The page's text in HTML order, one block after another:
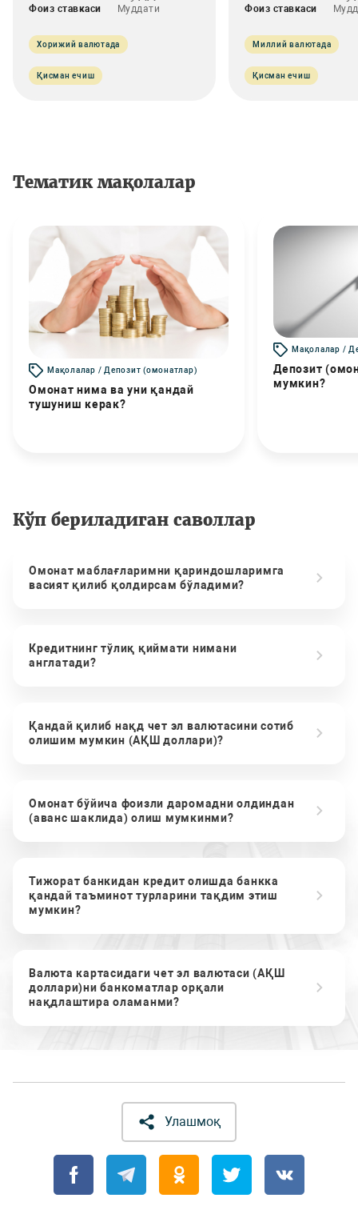
Фоиз ставкаси Муддати
Хорижий валютада
Қисман ечиш
Фоиз ставкаси
Миллий валютада
Қисман ечиш
Тематик мақолалар
Мақолалар / Депозит (омонатлар)
Омонат нима ва уни қандай
тушуниш керак?
Мақолалар /
Депозит
мумкин?
Кўп бериладиган саволлар
Омонат маблағларимни қариндошларимга
васият қилиб қолдирсам бўладими?
Кредитнинг тўлиқ қиймати нимани
англатади?
Қандай қилиб нақд чет эл валютасини сотиб
олишим мумкин (АҚШ доллари)?
Омонат бўйича фоизли даромадни олдиндан
(аванс шаклида) олиш мумкинми?
Тижорат банкидан кредит олишда банкка
қандай таъминот турларини тақдим этиш
мумкин?
Валюта картасидаги чет эл валютаси (АҚШ
доллари)ни банкоматлар орқали
нақдлаштира оламанми?
Улашмоқ